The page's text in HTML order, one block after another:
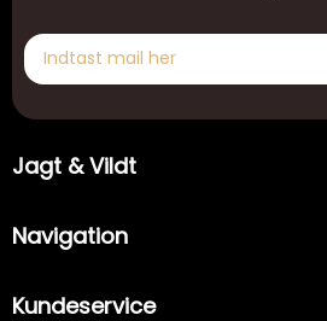
Jagt & Vildt
Navigation
Kundeservice